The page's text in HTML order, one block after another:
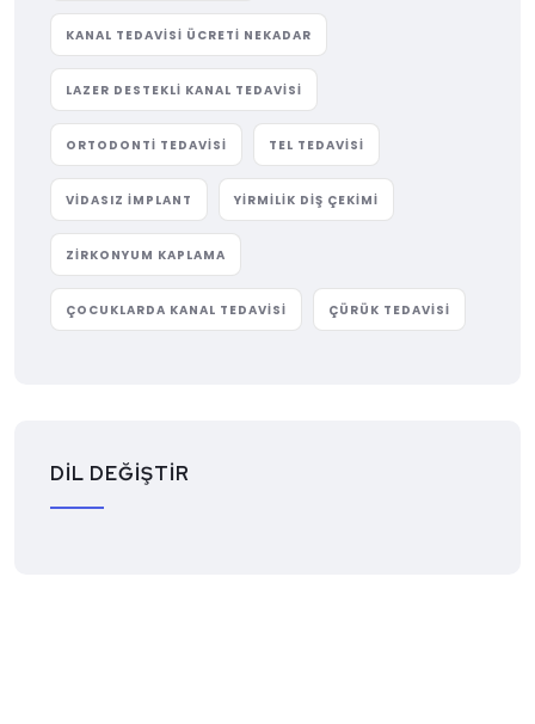
KANAL TEDAVISI ÜCRETI NEKADAR
LAZER DESTEKLI KANAL TEDAVISI
ORTODONTI TEDAVISI TEL TEDAVISI
VIDASIZ IMPLANT YIRMILIK DIŞ ÇEKIMI
ZIRKONYUM KAPLAMA
ÇOCUKLARDA KANAL TEDAVISI ÇÜRÜK TEDAVISI
DİL DEĞİŞTİR